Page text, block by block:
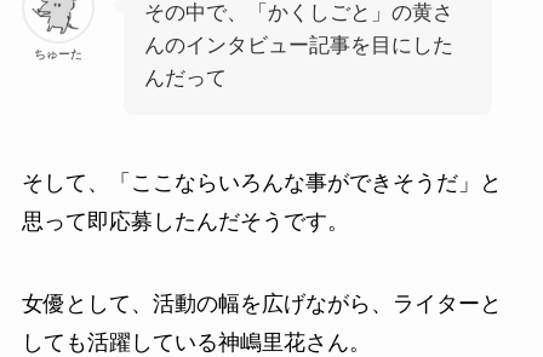
ちゅーた
その中で、「かくしごと」の黄さ
んのインタビュー記事を目にした
んだって
そして、「ここならいろんな事ができそうだ」と
思って即応募したんだそうです。
女優として、活動の幅を広げながら、ライターと
しても活躍している神嶋里花さん。